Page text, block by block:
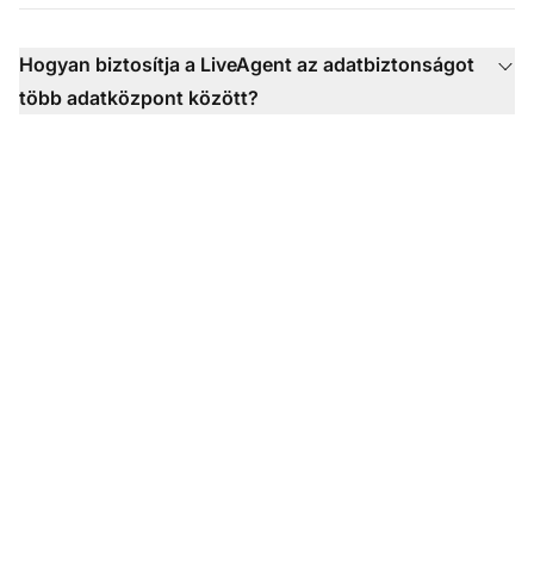
Hogyan biztosítja a LiveAgent az adatbiztonságot
több adatközpont között?